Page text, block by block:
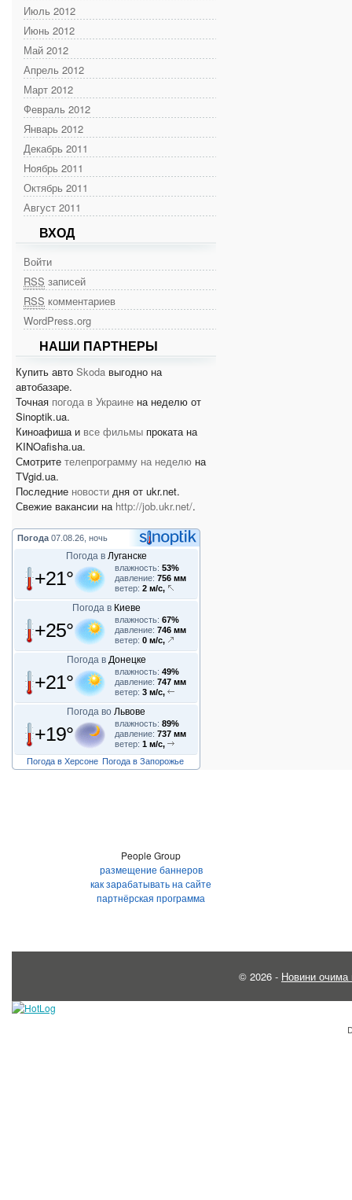
Июль 2012
Июнь 2012
Май 2012
Апрель 2012
Март 2012
Февраль 2012
Январь 2012
Декабрь 2011
Ноябрь 2011
Октябрь 2011
Август 2011
ВХОД
Войти
RSS записей
RSS комментариев
WordPress.org
НАШИ ПАРТНЕРЫ
Купить авто Skoda выгодно на
автобазаре.
Точная погода в Украине на неделю от
Sinoptik.ua.
Киноафиша и все фильмы проката на
KINOafisha.ua.
Смотрите телепрограмму на неделю на
TVgid.ua.
Последние новости дня от ukr.net.
Свежие вакансии на http://job.ukr.net/.
Погода 07.08.26, ночь
Погода в Луганске
+21° влажность: 53%
давление: 756 мм
ветер: 2 м/с,
Погода в Киеве
+25° влажность: 67%
давление: 746 мм
ветер: 0 м/с,
Погода в Донецке
+21° влажность: 49%
давление: 747 мм
ветер: 3 м/с,
Погода во Львове
+19° влажность: 89%
давление: 737 мм
ветер: 1 м/с,
Погода в Херсоне Погода в Запорожье
People Group
размещение баннеров
как зарабатывать на сайте
партнёрская программа
© 2026 - Новини очима